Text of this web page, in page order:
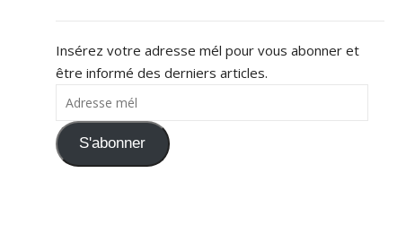
Insérez votre adresse mél pour vous abonner et
être informé des derniers articles.
Adresse mél
S'abonner